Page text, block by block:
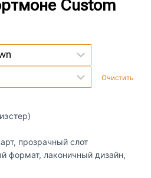
Custom
Очистить
прозрачный слот
формат, лаконичный дизайн,